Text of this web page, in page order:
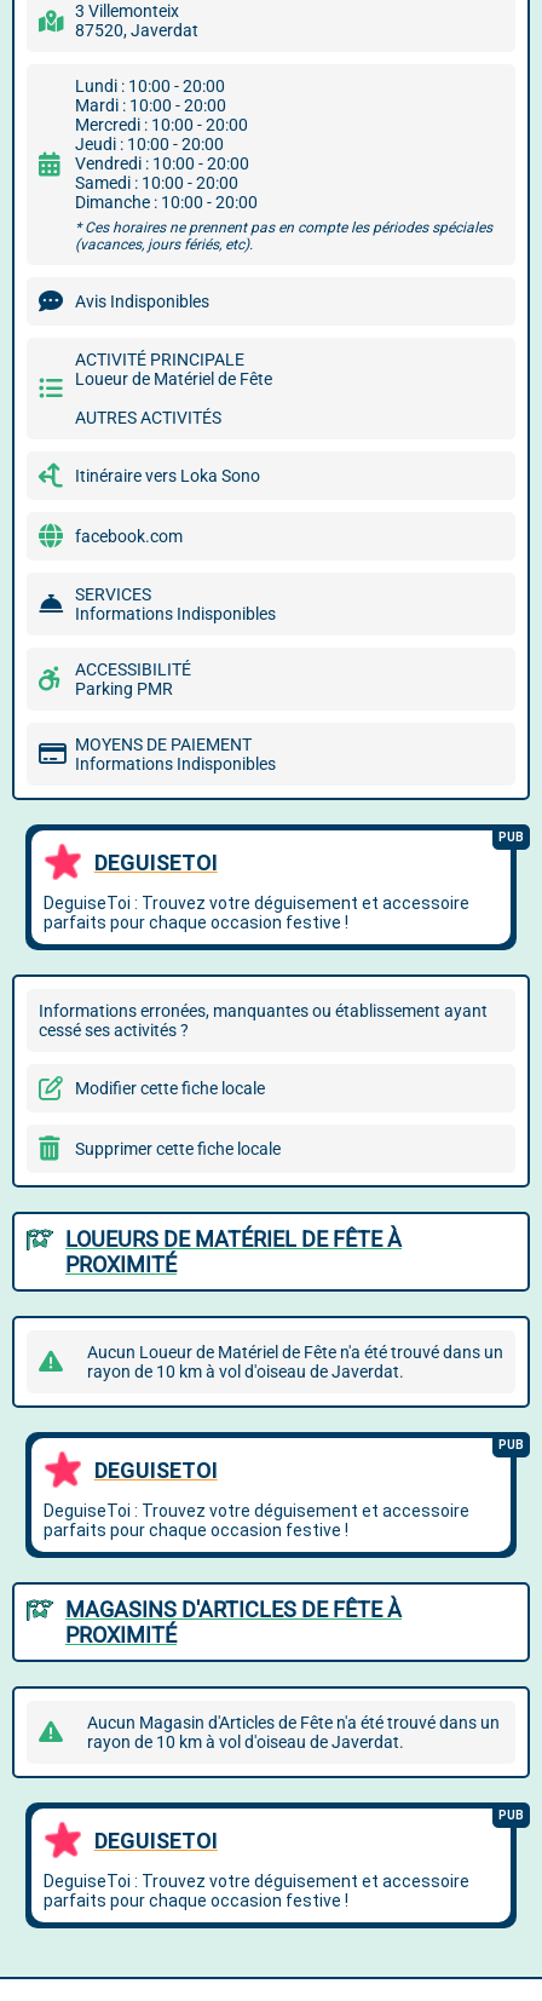
3 Villemonteix
87520, Javerdat
Lundi : 10:00 - 20:00
Mardi : 10:00 - 20:00
Mercredi : 10:00 - 20:00
Jeudi : 10:00 - 20:00
Vendredi : 10:00 - 20:00
Samedi : 10:00 - 20:00
Dimanche : 10:00 - 20:00
* Ces horaires ne prennent pas en compte les périodes spéciales
(vacances, jours fériés, etc).
Avis Indisponibles
ACTIVITÉ PRINCIPALE
Loueur de Matériel de Fête
AUTRES ACTIVITÉS
Itinéraire vers Loka Sono
facebook.com
SERVICES
Informations Indisponibles
ACCESSIBILITÉ
Parking PMR
MOYENS DE PAIEMENT
Informations Indisponibles
Informations erronées, manquantes ou établissement ayant
cessé ses activités ?
Modifier cette fiche locale
Supprimer cette fiche locale
LOUEURS DE MATÉRIEL DE FÊTE À
PROXIMITÉ
Aucun Loueur de Matériel de Fête n'a été trouvé dans un
rayon de 10 km à vol d'oiseau de Javerdat.
MAGASINS D'ARTICLES DE FÊTE À
PROXIMITÉ
Aucun Magasin d'Articles de Fête n'a été trouvé dans un
rayon de 10 km à vol d'oiseau de Javerdat.